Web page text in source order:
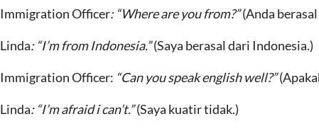
Immigration Officer: “Where are you from?”(Anda
Linda: “I’m from Indonesia.”(Saya berasal dari Indonesia.)
Immigration Officer: “Can you speak english well?”
Linda: “I’m afraid i can’t.”(Saya kuatir tidak.)